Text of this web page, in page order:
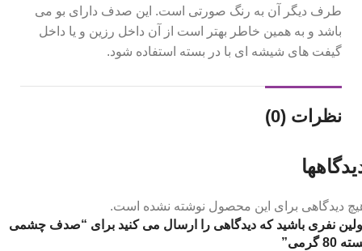
طرف دیگر آن به رنگ صورتی است. این صدف دارای بو می
باشد و به همین خاطر بهتر است از آن داخل رزین و یا داخل
گیفت های شیشه ای با در بسته استفاده شود.
نظرات (0)
دیدگاهی برای این محصول نوشته نشده است.
نفری باشید که دیدگاهی را ارسال می کنید برای “صدف چشمی
80 گرمی”